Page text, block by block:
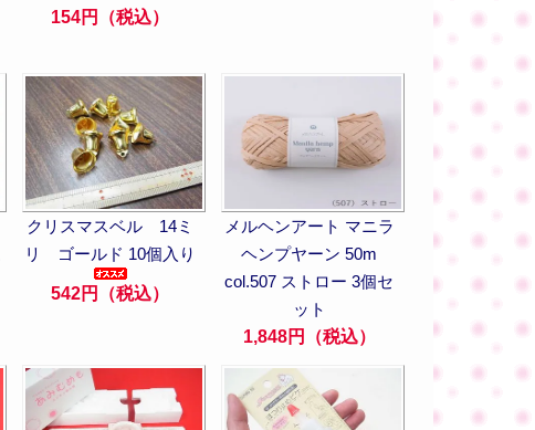
154円（税込）
クリスマスベル 14ミ
リ ゴールド 10個入り
542円（税込）
メルヘンアート マニラ
ヘンプヤーン 50m
col.507 ストロー 3個セ
ット
1,848円（税込）